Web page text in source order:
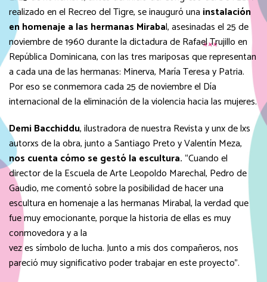
realizado en el Recreo del Tigre, se inauguró una instalación
en homenaje a las hermanas Mirabal, asesinadas el 25 de
noviembre de 1960 durante la dictadura de Rafael Trujillo en
República Dominicana, con las tres mariposas que representan
a cada una de las hermanas: Minerva, María Teresa y Patria.
Por eso se conmemora cada 25 de noviembre el Día
internacional de la eliminación de la violencia hacia las mujeres.
Demi Bacchiddu, ilustradora de nuestra Revista y unx de lxs
autorxs de la obra, junto a Santiago Preto y Valentín Meza,
nos cuenta cómo se gestó la escultura.“Cuando el
director de la Escuela de Arte Leopoldo Marechal, Pedro de
Gaudio, me comentó sobre la posibilidad de hacer una
escultura en homenaje a las hermanas Mirabal, la verdad que
fue muy emocionante, porque la historia de ellas es muy
conmovedora y a la
vez es símbolo de lucha. Junto a mis dos compañeros, nos
pareció muy significativo poder trabajar en este proyecto”.